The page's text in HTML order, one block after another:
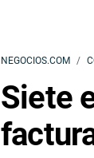
NEGOCIOS.COM
Siete